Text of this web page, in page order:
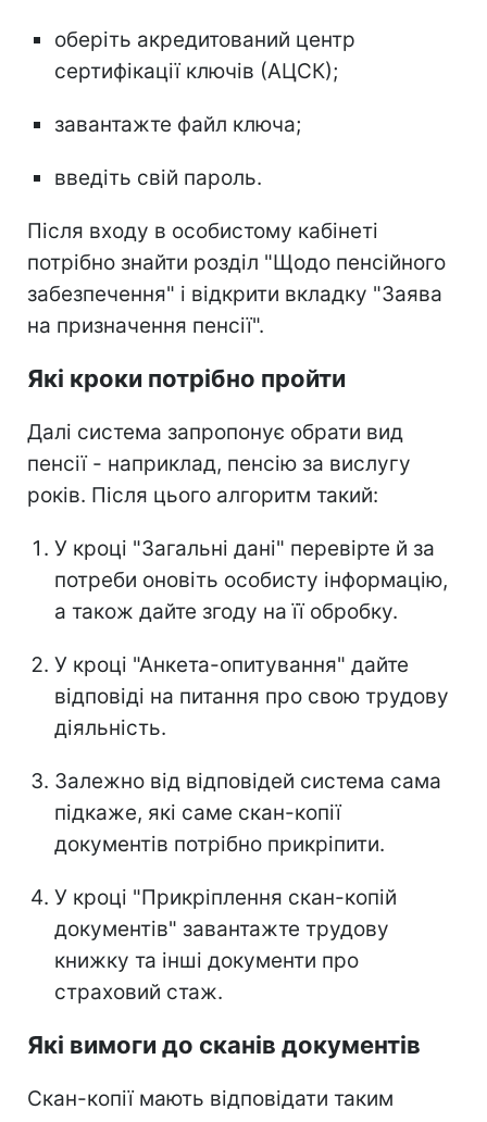
оберіть акредитований центр
сертифікації ключів (АЦСК);
завантажте файл ключа;
введіть свій пароль.
Після входу в особистому кабінеті
потрібно знайти розділ "Щодо пенсійного
забезпечення" і відкрити вкладку "Заява
на призначення пенсії".
Які кроки потрібно пройти
Далі система запропонує обрати вид
пенсії - наприклад, пенсію за вислугу
років. Після цього алгоритм такий:
У кроці "Загальні дані" перевірте й за
потреби оновіть особисту інформацію,
а також дайте згоду на її обробку.
У кроці "Анкета-опитування" дайте
відповіді на питання про свою трудову
діяльність.
Залежно від відповідей система сама
підкаже, які саме скан-копії
документів потрібно прикріпити.
У кроці "Прикріплення скан-копій
документів" завантажте трудову
книжку та інші документи про
страховий стаж.
Які вимоги до сканів документів
Скан-копії мають відповідати таким